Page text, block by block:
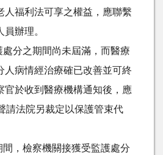
人福利法可享之權益，應聯繫
辦理。
分之期間尚未屆滿，而醫療
人病情經治療確已改善並可終
官於收到醫療機構通知後，應
請法院另裁定以保護管束代
，檢察機關接獲受監護處分